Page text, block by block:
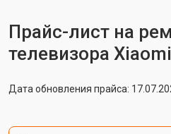
Прайс-лист на
телевизора
Дата обновления прайса: